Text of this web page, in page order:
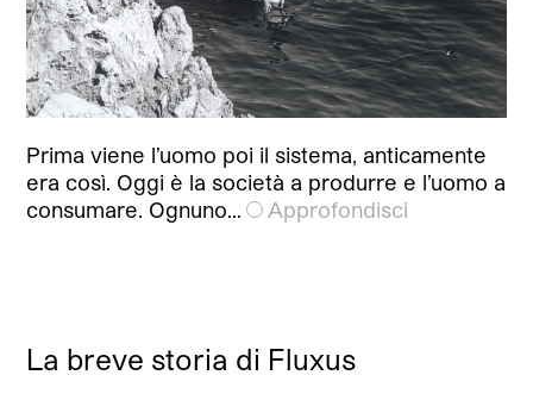
Prima viene l’uomo poi il sistema, anticamente
era così. Oggi è la società a produrre e l’uomo a
consumare. Ognuno…
Approfondisci
La breve storia di Fluxus